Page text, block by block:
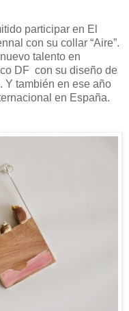
participar en El
con su collar “Aire”.
talento en
DF con su diseño de
Y también en ese año
en España.